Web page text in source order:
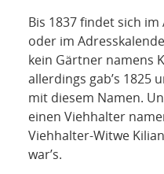
Bis 1837 findet sich
oder im
kein Gärtner namens
allerdings gab’s 1825
mit diesem Namen.
einen Viehhalter
Viehhalter-Witwe
war’s.